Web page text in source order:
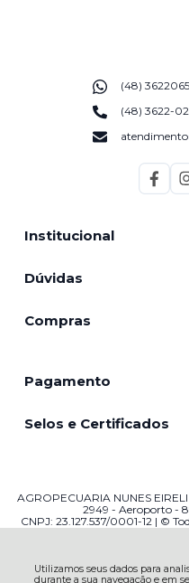
Utilizamos seus dados para
durante a sua navegação e em
Institucional
Dúvidas
Compras
(48)
(48) 3622-
Pagamento
Selos e Certificados
AGROPECUARIA NUNES
2949 - Aeroporto -
CNPJ: 23.127.537/0001-12 | ©